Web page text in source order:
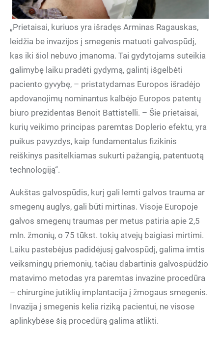
„Prietaisai, kuriuos yra išradęs Arminas Ragauskas,
leidžia be invazijos į smegenis matuoti galvospūdį,
kas iki šiol nebuvo įmanoma. Tai gydytojams suteikia
galimybę laiku pradėti gydymą, galintį išgelbėti
paciento gyvybę, – pristatydamas Europos išradėjo
apdovanojimų nominantus kalbėjo Europos patentų
biuro prezidentas Benoit Battistelli. – Šie prietaisai,
kurių veikimo principas paremtas Doplerio efektu, yra
puikus pavyzdys, kaip fundamentalus fizikinis
reiškinys pasitelkiamas sukurti pažangią, patentuotą
technologiją“.
Aukštas galvospūdis, kurį gali lemti galvos trauma ar
smegenų auglys, gali būti mirtinas. Visoje Europoje
galvos smegenų traumas per metus patiria apie 2,5
mln. žmonių, o 75 tūkst. tokių atvejų baigiasi mirtimi.
Laiku pastebėjus padidėjusį galvospūdį, galima imtis
veiksmingų priemonių, tačiau dabartinis galvospūdžio
matavimo metodas yra paremtas invazine procedūra
– chirurgine jutiklių implantacija į žmogaus smegenis.
Invazija į smegenis kelia riziką pacientui, ne visose
aplinkybėse šią procedūrą galima atlikti.